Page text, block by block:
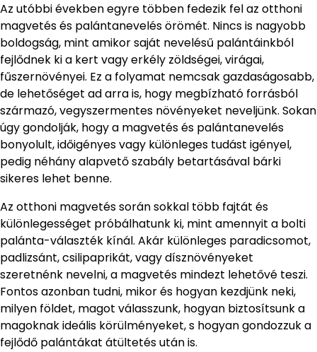
Az utóbbi években egyre többen fedezik fel az otthoni
magvetés és palántanevelés örömét. Nincs is nagyobb
boldogság, mint amikor saját nevelésű palántáinkból
fejlődnek ki a kert vagy erkély zöldségei, virágai,
fűszernövényei. Ez a folyamat nemcsak gazdaságosabb,
de lehetőséget ad arra is, hogy megbízható forrásból
származó, vegyszermentes növényeket neveljünk. Sokan
úgy gondolják, hogy a magvetés és palántanevelés
bonyolult, időigényes vagy különleges tudást igényel,
pedig néhány alapvető szabály betartásával bárki
sikeres lehet benne.
Az otthoni magvetés során sokkal több fajtát és
különlegességet próbálhatunk ki, mint amennyit a bolti
palánta-választék kínál. Akár különleges paradicsomot,
padlizsánt, csilipaprikát, vagy dísznövényeket
szeretnénk nevelni, a magvetés mindezt lehetővé teszi.
Fontos azonban tudni, mikor és hogyan kezdjünk neki,
milyen földet, magot válasszunk, hogyan biztosítsunk a
magoknak ideális körülményeket, s hogyan gondozzuk a
fejlődő palántákat átültetés után is.